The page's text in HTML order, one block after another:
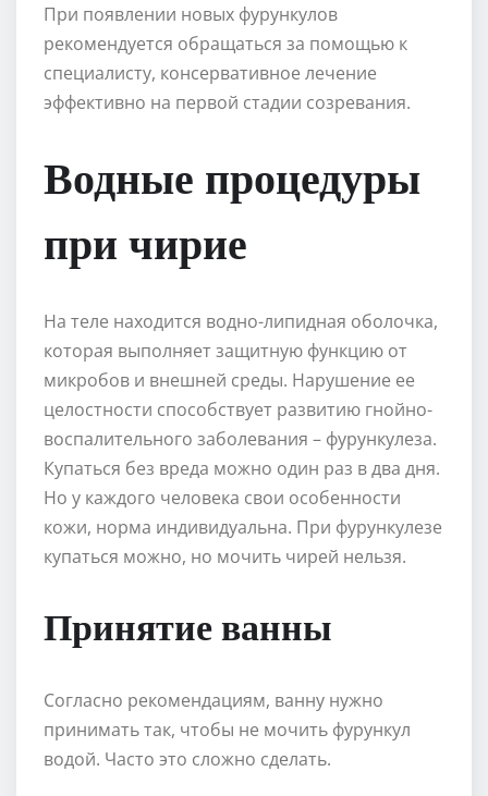
При появлении новых фурункулов
рекомендуется обращаться за помощью к
специалисту, консервативное лечение
эффективно на первой стадии созревания.
Водные процедуры
при чирие
На теле находится водно-липидная оболочка,
которая выполняет защитную функцию от
микробов и внешней среды. Нарушение ее
целостности способствует развитию гнойно-
воспалительного заболевания – фурункулеза.
Купаться без вреда можно один раз в два дня.
Но у каждого человека свои особенности
кожи, норма индивидуальна. При фурункулезе
купаться можно, но мочить чирей нельзя.
Принятие ванны
Согласно рекомендациям, ванну нужно
принимать так, чтобы не мочить фурункул
водой. Часто это сложно сделать.